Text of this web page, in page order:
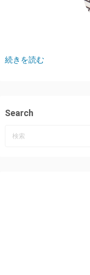
続きを読む
Search